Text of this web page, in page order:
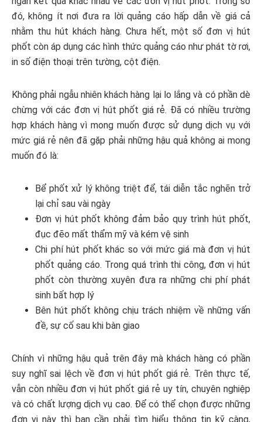
đó, không ít nơi đưa ra lời quảng cáo hấp dẫn về giá cả
nhằm thu hút khách hàng. Chưa hết, một số đơn vị hút
phốt còn áp dụng các hình thức quảng cáo như phát tờ rơi,
in số điện thoại trên tường, cột điện.
Không phải ngẫu nhiên khách hàng lại lo lắng và có phần dè
chừng với các đơn vị hút phốt giá rẻ. Đã có nhiều trường
hợp khách hàng vì mong muốn được sử dụng dịch vụ với
mức giá rẻ nên đã gặp phải những hậu quả không ai mong
muốn đó là:
Bể phốt xử lý không triệt để, tái diễn tắc nghẽn trở
lại chỉ sau vài ngày
Đơn vị hút phốt không đảm bảo quy trình hút phốt,
đục đẽo mất thẩm mỹ và kém vệ sinh
Chi phí hút phốt khác so với mức giá mà đơn vị hút
phốt quảng cáo. Trong quá trình thi công, đơn vị hút
phốt còn thường xuyên đưa ra những chi phí phát
sinh bất hợp lý
Bên hút phốt không chịu trách nhiệm về những vấn
đề, sự cố sau khi bàn giao
Chính vì những hậu quả trên đây mà khách hàng có phần
suy nghĩ sai lệch về đơn vị hút phốt giá rẻ. Trên thực tế,
vẫn còn nhiều đơn vị hút phốt giá rẻ uy tín, chuyên nghiệp
và có chất lượng dịch vụ cao. Để có thể chọn được những
đơn vị này thì bạn cần phải tìm hiểu thông tin kỹ càng,